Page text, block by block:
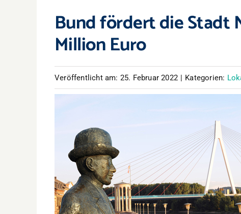
Bund fördert die Stadt
Million Euro
Veröffentlicht am: 25. Februar 2022 | Kategorien: